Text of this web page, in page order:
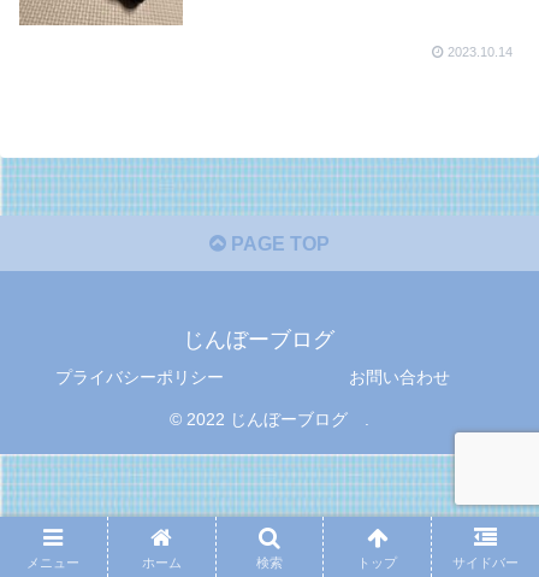
2023.10.14
PAGE TOP
じんぼーブログ
プライバシーポリシー お問い合わせ
© 2022 じんぼーブログ .
メニュー ホーム 検索 トップ サイドバー